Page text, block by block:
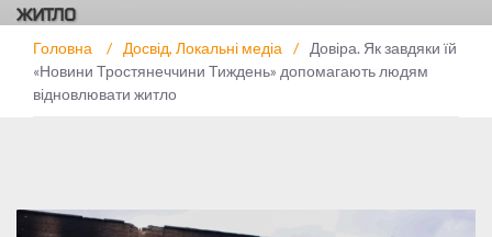
житло
Головна / Досвід, Локальні медіа /
Довіра. Як завдяки їй
«Новини Тростянеччини Тиждень» допомагають людям
відновлювати житло